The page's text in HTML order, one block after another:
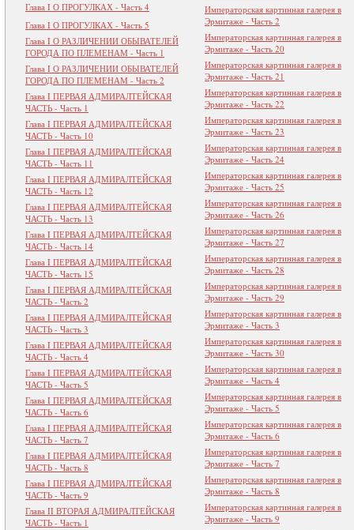
Глава I О ПРОГУЛКАХ - Часть 4
Глава I О ПРОГУЛКАХ - Часть 5
Глава I О РАЗЛИЧЕНИИ ОБЫВАТЕЛЕЙ
ГОРОДА ПО ПЛЕМЕНАМ - Часть 1
Глава I О РАЗЛИЧЕНИИ ОБЫВАТЕЛЕЙ
ГОРОДА ПО ПЛЕМЕНАМ - Часть 2
Глава I ПЕРВАЯ АДМИРАЛТЕЙСКАЯ
ЧАСТЬ - Часть 1
Глава I ПЕРВАЯ АДМИРАЛТЕЙСКАЯ
ЧАСТЬ - Часть 10
Глава I ПЕРВАЯ АДМИРАЛТЕЙСКАЯ
ЧАСТЬ - Часть 11
Глава I ПЕРВАЯ АДМИРАЛТЕЙСКАЯ
ЧАСТЬ - Часть 12
Глава I ПЕРВАЯ АДМИРАЛТЕЙСКАЯ
ЧАСТЬ - Часть 13
Глава I ПЕРВАЯ АДМИРАЛТЕЙСКАЯ
ЧАСТЬ - Часть 14
Глава I ПЕРВАЯ АДМИРАЛТЕЙСКАЯ
ЧАСТЬ - Часть 15
Глава I ПЕРВАЯ АДМИРАЛТЕЙСКАЯ
ЧАСТЬ - Часть 2
Глава I ПЕРВАЯ АДМИРАЛТЕЙСКАЯ
ЧАСТЬ - Часть 3
Глава I ПЕРВАЯ АДМИРАЛТЕЙСКАЯ
ЧАСТЬ - Часть 4
Глава I ПЕРВАЯ АДМИРАЛТЕЙСКАЯ
ЧАСТЬ - Часть 5
Глава I ПЕРВАЯ АДМИРАЛТЕЙСКАЯ
ЧАСТЬ - Часть 6
Глава I ПЕРВАЯ АДМИРАЛТЕЙСКАЯ
ЧАСТЬ - Часть 7
Глава I ПЕРВАЯ АДМИРАЛТЕЙСКАЯ
ЧАСТЬ - Часть 8
Глава I ПЕРВАЯ АДМИРАЛТЕЙСКАЯ
ЧАСТЬ - Часть 9
Глава II ВТОРАЯ АДМИРАЛТЕЙСКАЯ
ЧАСТЬ - Часть 1
Императорская картинная галерея в
Эрмитаже - Часть 2
Императорская картинная галерея в
Эрмитаже - Часть 20
Императорская картинная галерея в
Эрмитаже - Часть 21
Императорская картинная галерея в
Эрмитаже - Часть 22
Императорская картинная галерея в
Эрмитаже - Часть 23
Императорская картинная галерея в
Эрмитаже - Часть 24
Императорская картинная галерея в
Эрмитаже - Часть 25
Императорская картинная галерея в
Эрмитаже - Часть 26
Императорская картинная галерея в
Эрмитаже - Часть 27
Императорская картинная галерея в
Эрмитаже - Часть 28
Императорская картинная галерея в
Эрмитаже - Часть 29
Императорская картинная галерея в
Эрмитаже - Часть 3
Императорская картинная галерея в
Эрмитаже - Часть 30
Императорская картинная галерея в
Эрмитаже - Часть 4
Императорская картинная галерея в
Эрмитаже - Часть 5
Императорская картинная галерея в
Эрмитаже - Часть 6
Императорская картинная галерея в
Эрмитаже - Часть 7
Императорская картинная галерея в
Эрмитаже - Часть 8
Императорская картинная галерея в
Эрмитаже - Часть 9